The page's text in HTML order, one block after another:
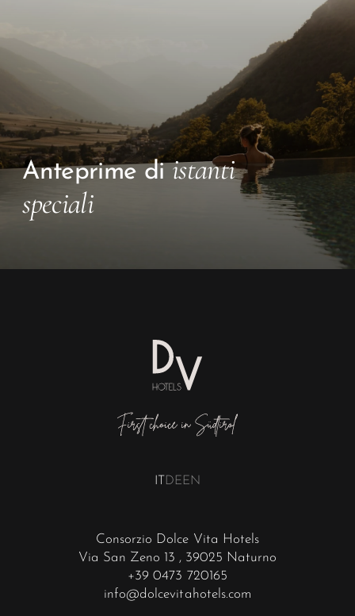
Consorzio Dolce Vita Hotels
Via San Zeno 13 , 39025 Naturno
+39 0473 720165
info@dolcevitahotels.com
ITDEEN